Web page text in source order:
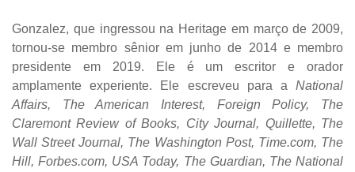
Gonzalez, que ingressou na Heritage em março de 2009,
tornou-se membro sênior em junho de 2014 e membro
presidente em 2019. Ele é um escritor e orador
amplamente experiente. Ele escreveu para a National
Affairs, The American Interest, Foreign Policy, The
Claremont Review of Books, City Journal, Quillette, The
Wall Street Journal, The Washington Post, Time.com, The
Hill, Forbes.com, USA Today, The Guardian, The National